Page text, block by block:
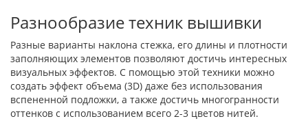
Разнообразие техник вышивки
Разные варианты наклона стежка, его длины и плотности
заполняющих элементов позволяют достичь интересных
визуальных эффектов. С помощью этой техники можно
создать эффект объема (3D) даже без использования
вспененной подложки, а также достичь многогранности
оттенков с использованием всего 2-3 цветов нитей.